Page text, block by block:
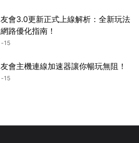
會3.0更新正式上線解析：全新玩法
路優化指南！
15
會主機連線加速器讓你暢玩無阻！
15